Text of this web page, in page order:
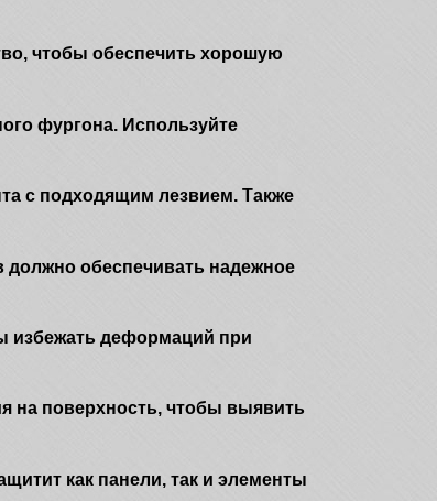
чтобы обеспечить хорошую
фургона. Используйте
с подходящим лезвием. Также
должно обеспечивать надежное
избежать деформаций при
на поверхность, чтобы выявить
как панели, так и элементы